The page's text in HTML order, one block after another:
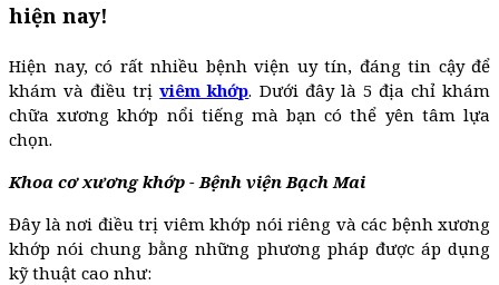
hiện nay!
Hiện nay, có rất nhiều bệnh viện uy tín, đáng tin cậy để
khám và điều trịviêm khớp. Dưới đây là 5 địa chỉ khám
chữa xương khớp nổi tiếng mà bạn có thể yên tâm lựa
chọn.
Khoa cơ xương khớp - Bệnh viện Bạch Mai
Đây là nơi điều trị viêm khớp nói riêng và các bệnh xương
khớp nói chung bằng những phương pháp được áp dụng
kỹ thuật cao như: